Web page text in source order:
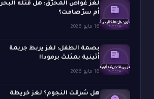
لغز غواص المحرّق: هل قتله البحر
أم سرّ صامت؟
16 مايو 2026
بصمة الطفل: لغز يربط جريمة
أثينية بمثلث برمودا!
18 مايو 2026
هل سُرقت النجوم؟ لغز خريطة